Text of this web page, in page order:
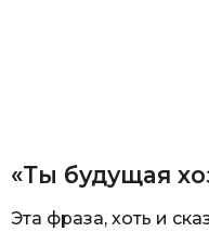
«Ты будущая
Эта фраза, хоть и